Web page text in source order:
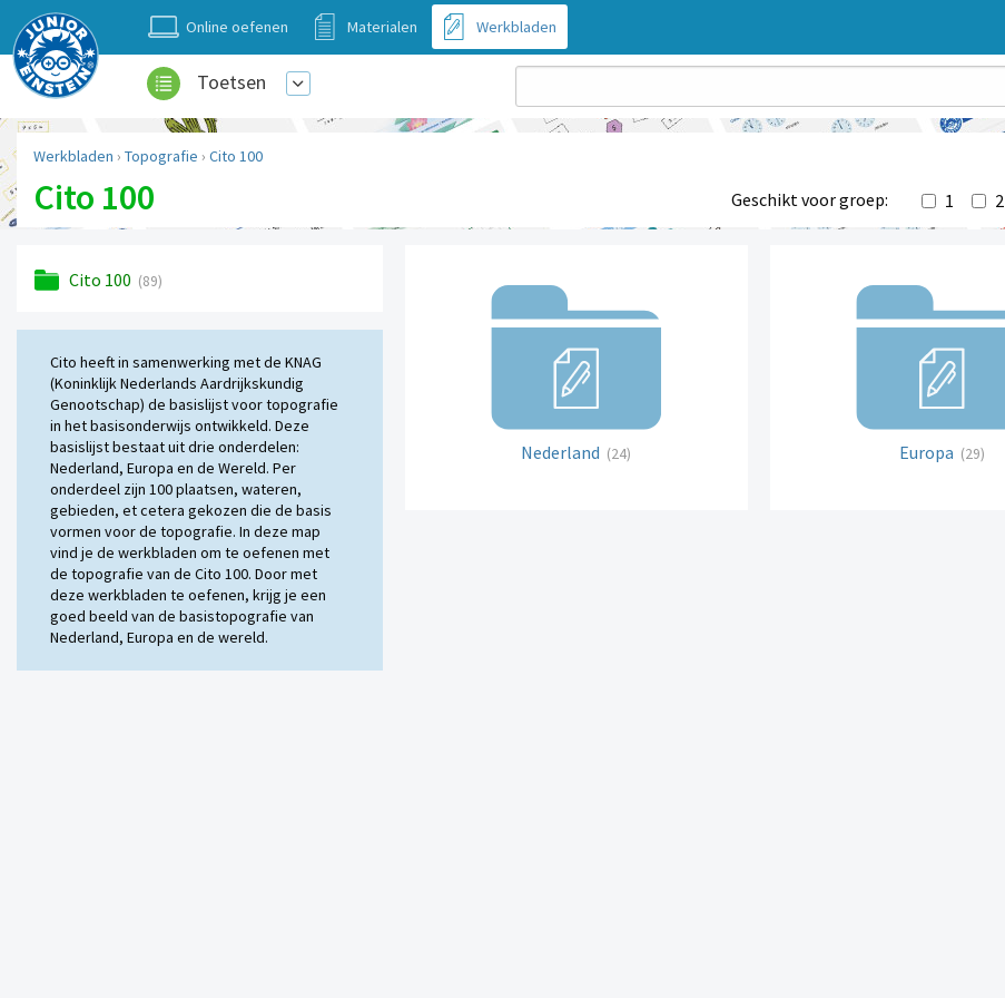
Online oefenen Materialen Werkbladen
Toetsen
Werkbladen › Topografie › Cito 100
Cito 100 Geschikt voor groep: 1 2
Cito 100 (89)
Cito heeft in samenwerking met de KNAG
(Koninklijk Nederlands Aardrijkskundig
Genootschap) de basislijst voor topografie
in het basisonderwijs ontwikkeld. Deze
basislijst bestaat uit drie onderdelen:
Nederland, Europa en de Wereld. Per
onderdeel zijn 100 plaatsen, wateren,
gebieden, et cetera gekozen die de basis
vormen voor de topografie. In deze map
vind je de werkbladen om te oefenen met
de topografie van de Cito 100. Door met
deze werkbladen te oefenen, krijg je een
goed beeld van de basistopografie van
Nederland, Europa en de wereld.
Nederland (24) Europa (29)